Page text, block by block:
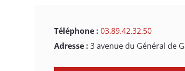
Téléphone : 03.89.42.32.50
Adresse : 3 avenue du Général de